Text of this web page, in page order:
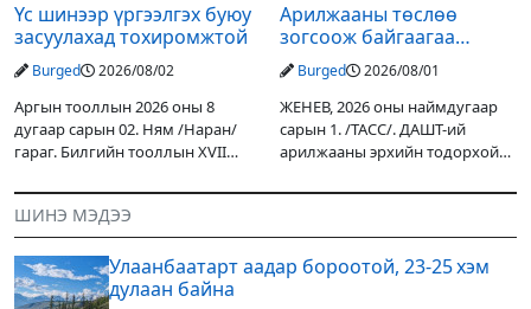
Үс шинээр үргээлгэх буюу
засуулахад тохиромжтой
Burged 2026/08/02
Аргын тооллын 2026 оны 8
дугаар сарын 02. Ням /Наран/
гараг. Билгийн тооллын XVII
гал Морин жилийн Зуны адаг
хөхөгчин хонь сарын шинийн
19, Адъяа /Асралт/
Арилжааны төслөө
зогсоож байгаагаа
Ж.Инфантино мэдэгдэв
Burged 2026/08/01
ЖЕНЕВ, 2026 оны наймдугаар
сарын 1. /ТАСС/. ДАШТ-ий
арилжааны эрхийн тодорхой
оруулагчдад худалдах
шийдвэрлэснээ ФИФА-гийн
ерөнхийлөгч Жанни
ШИНЭ МЭДЭЭ
Улаанбаатарт аадар бороотой, 23-25 хэм
дулаан байна